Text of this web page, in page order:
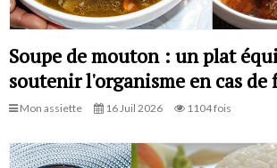
Soupe de mouton : un plat
soutenir l'organisme en cas de
Mon assiette 16 Juil 2026 1104 fois